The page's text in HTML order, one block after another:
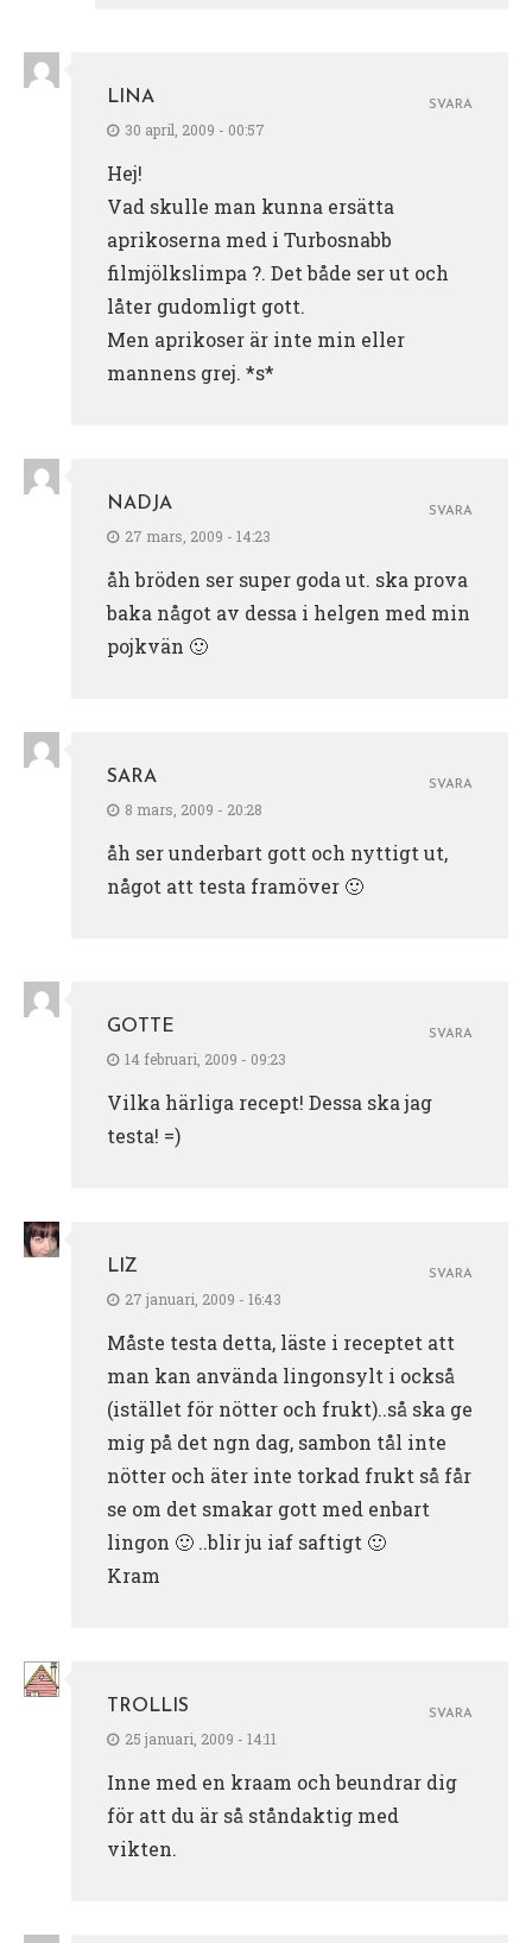
LINA
30 april, 2009 - 00:57
Hej!
Vad skulle man kunna ersätta
aprikoserna med i Turbosnabb
filmjölkslimpa ?. Det både ser ut och
låter gudomligt gott.
Men aprikoser är inte min eller
mannens grej. *s*
SVARA
NADJA
27 mars, 2009 - 14:23
åh bröden ser super goda ut. ska prova
baka något av dessa i helgen med min
pojkvän 🙂
SVARA
SARA
8 mars, 2009 - 20:28
åh ser underbart gott och nyttigt ut,
något att testa framöver 🙂
SVARA
GOTTE
14 februari, 2009 - 09:23
Vilka härliga recept! Dessa ska jag
testa! =)
SVARA
LIZ
27 januari, 2009 - 16:43
Måste testa detta, läste i receptet att
man kan använda lingonsylt i också
(istället för nötter och frukt)..så ska ge
mig på det ngn dag, sambon tål inte
nötter och äter inte torkad frukt så får
se om det smakar gott med enbart
lingon 🙂 ..blir ju iaf saftigt 🙂
Kram
SVARA
TROLLIS
25 januari, 2009 - 14:11
Inne med en kraam och beundrar dig
för att du är så ståndaktig med
vikten.
SVARA